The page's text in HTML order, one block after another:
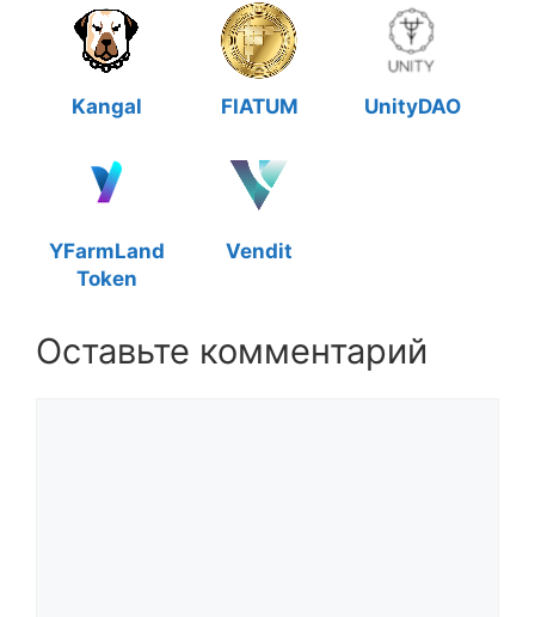
Kangal FIATUM UnityDAO
YFarmLand
Token
Vendit
Оставьте комментарий